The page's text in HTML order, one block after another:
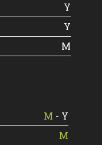
Y
Y
M
M - Y
M